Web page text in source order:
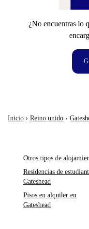
¿No encuentras lo
Inicio › Reino unido ›
Otros tipos de
Residencias de
Gateshead
Pisos en alquiler en
Gateshead